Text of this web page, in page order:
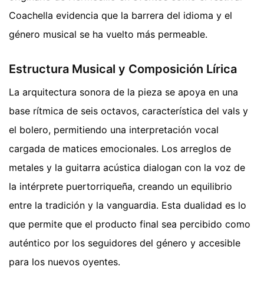
Coachella evidencia que la barrera del idioma y el
género musical se ha vuelto más permeable.
Estructura Musical y Composición Lírica
La arquitectura sonora de la pieza se apoya en una
base rítmica de seis octavos, característica del vals y
el bolero, permitiendo una interpretación vocal
cargada de matices emocionales. Los arreglos de
metales y la guitarra acústica dialogan con la voz de
la intérprete puertorriqueña, creando un equilibrio
entre la tradición y la vanguardia. Esta dualidad es lo
que permite que el producto final sea percibido como
auténtico por los seguidores del género y accesible
para los nuevos oyentes.